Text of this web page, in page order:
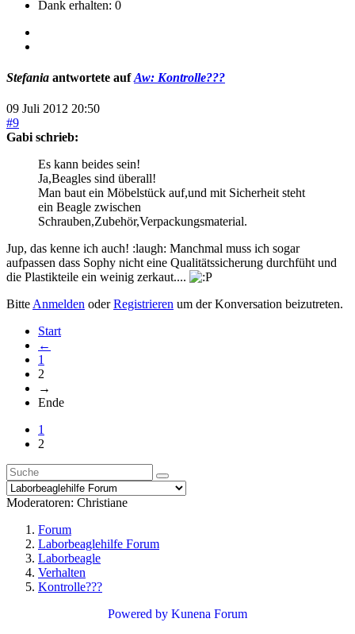
Dank erhalten: 0
Stefania antwortete aufAw: Kontrolle???
09 Juli 2012 20:50
#9
Gabi schrieb:
Es kann beides sein!
Ja,Beagles sind überall!
Man baut ein Möbelstück auf,und mit Sicherheit steht
ein Beagle zwischen
Schrauben,Zubehör,Verpackungsmaterial.
Jup, das kenne ich auch! :laugh: Manchmal muss ich sogar
aufpassen dass Sophy nicht eine Qualitätssicherung durchfüht und
die Plastikteile ein weinig zerkaut....
BitteAnmelden oderRegistrieren um der Konversation beizutreten.
Start
←
1
2
→
Ende
1
2
Moderatoren: Christiane
Forum
Laborbeaglehilfe Forum
Laborbeagle
Verhalten
Kontrolle???
Powered by Kunena Forum